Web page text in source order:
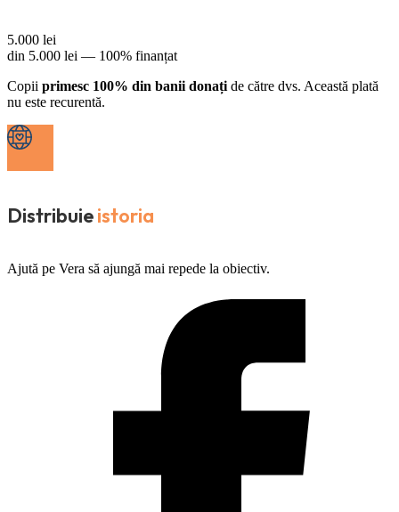
5.000 lei
din 5.000 lei — 100% finanțat
Copii primesc 100% din banii donați de către dvs. Această plată
nu este recurentă.
Distribuieistoria
Ajută pe Vera să ajungă mai repede la obiectiv.